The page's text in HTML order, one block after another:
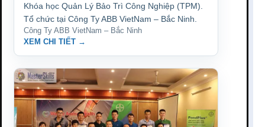
Khóa học Quản Lý Bảo Trì Công Nghiệp (TPM).
Tổ chức tại Công Ty ABB VietNam – Bắc Ninh.
Công Ty ABB VietNam – Bắc Ninh
XEM CHI TIẾT →